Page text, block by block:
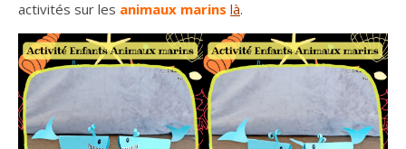
activités sur les animaux marins là.